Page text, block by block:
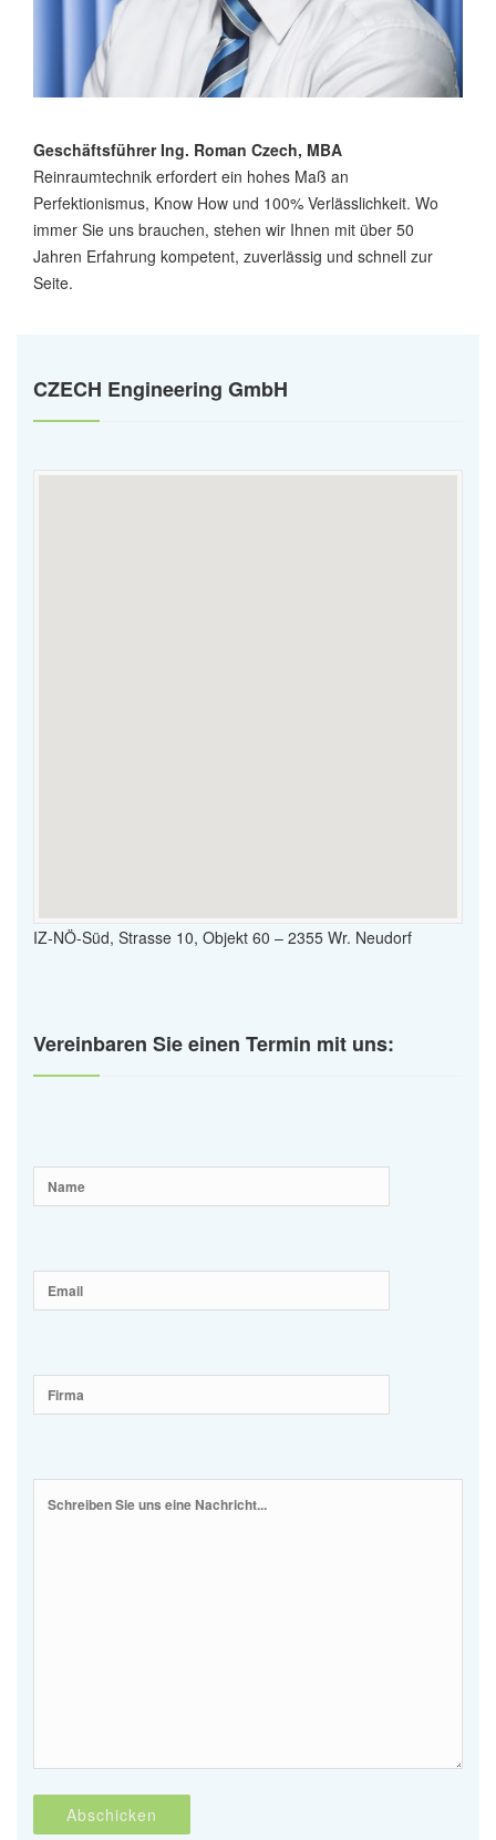
Geschäftsführer Ing. Roman Czech, MBA
Reinraumtechnik erfordert ein hohes Maß an
Perfektionismus, Know How und 100% Verlässlichkeit. Wo
immer Sie uns brauchen, stehen wir Ihnen mit über 50
Jahren Erfahrung kompetent, zuverlässig und schnell zur
Seite.
CZECH Engineering GmbH
IZ-NÖ-Süd, Strasse 10, Objekt 60 – 2355 Wr. Neudorf
Vereinbaren Sie einen Termin mit uns: